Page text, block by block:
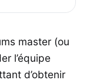
master (ou
l’équipe
d’obtenir